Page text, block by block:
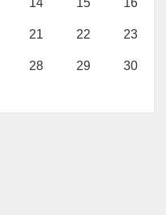
21 22 23
28 29 30